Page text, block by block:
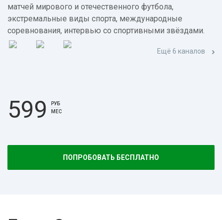
матчей мирового и отечественного футбола,
экстремальные виды спорта, международные
соревнования, интервью со спортивными звёздами.
Ещё 6 каналов
599
РУБ
МЕС
ПОПРОБОВАТЬ БЕСПЛАТНО